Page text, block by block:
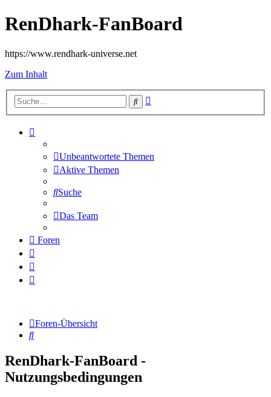
RenDhark-FanBoard
https://www.rendhark-universe.net
Zum Inhalt
Suche
Unbeantwortete Themen
Aktive Themen
Suche
Das Team
Foren
Foren-Übersicht
Suche
RenDhark-FanBoard -
Nutzungsbedingungen